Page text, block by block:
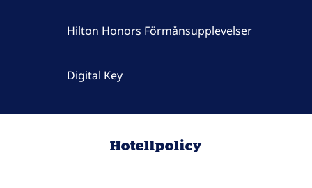
Hilton Honors Förmånsupplevelser
Digital Key
Hotellpolicy